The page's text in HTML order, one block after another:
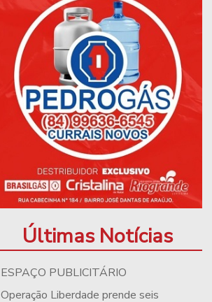
Últimas Notícias
ESPAÇO PUBLICITÁRIO
Operação Liberdade prende seis